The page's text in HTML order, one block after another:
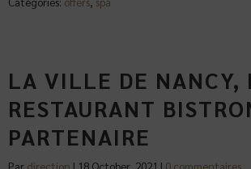
LA VILLE DE NANCY,
RESTAURANT
PARTENAIRE
Par direction | 18 October, 2021 | 0 commentaires